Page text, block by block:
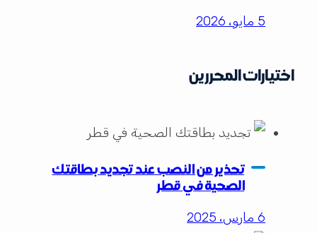
5 مايو، 2026
اختيارات المحررين
تحذير من النصب عند تجديد بطاقتك
الصحية في قطر
6 مارس، 2025